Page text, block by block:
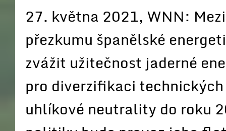
27. května 2021, WNN:
přezkumu španělské
zvážit užitečnost jaderné
pro diverzifikaci
uhlíkové neutrality do roku